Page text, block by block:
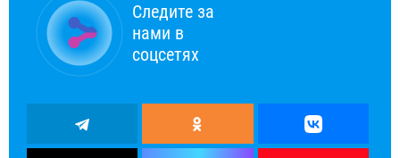
Следите за
нами в
соцсетях